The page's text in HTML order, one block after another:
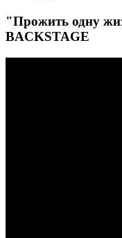
"Прожить одну
BACKSTAGE